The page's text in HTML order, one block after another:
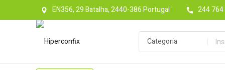
EN356, 29 Batalha, 2440-386 Portugal 244